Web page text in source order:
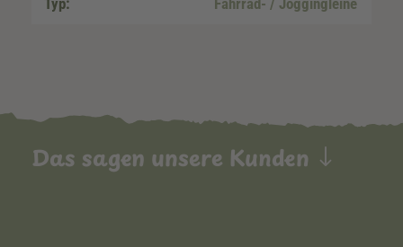
Typ: Fahrrad- / Joggingleine
Das sagen unsere Kunden